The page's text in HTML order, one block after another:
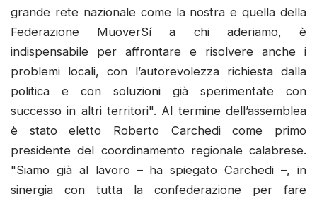
grande rete nazionale come la nostra e quella della
Federazione MuoverSí a chi aderiamo, è
indispensabile per affrontare e risolvere anche i
problemi locali, con l’autorevolezza richiesta dalla
politica e con soluzioni già sperimentate con
successo in altri territori". Al termine dell’assemblea
è stato eletto Roberto Carchedi come primo
presidente del coordinamento regionale calabrese.
"Siamo già al lavoro – ha spiegato Carchedi –, in
sinergia con tutta la confederazione per fare